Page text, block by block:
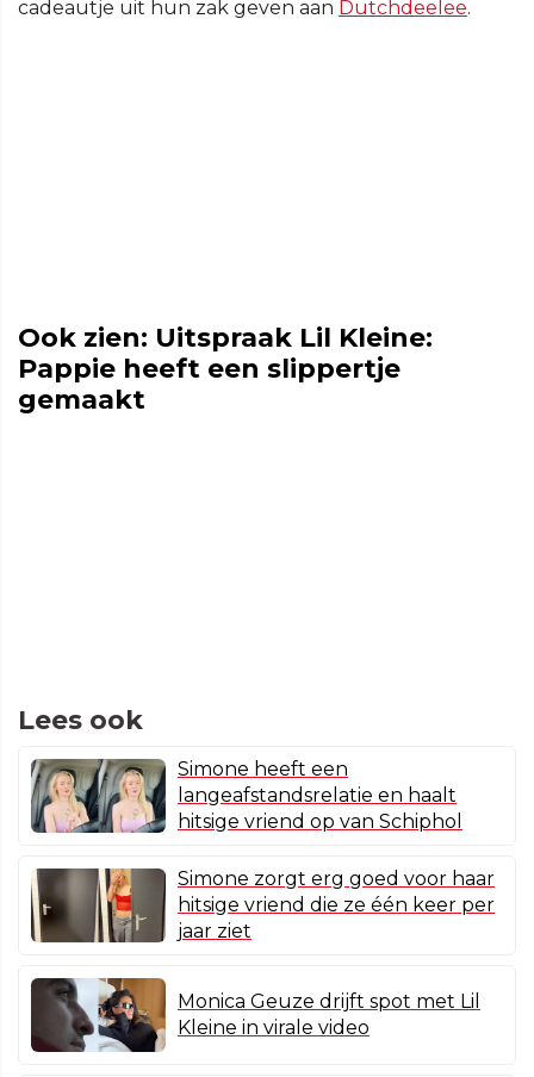
cadeautje uit hun zak geven aan Dutchdeelee.
Ook zien: Uitspraak Lil Kleine:
Pappie heeft een slippertje
gemaakt
Lees ook
Simone heeft een
langeafstandsrelatie en haalt
hitsige vriend op van Schiphol
Simone zorgt erg goed voor haar
hitsige vriend die ze één keer per
jaar ziet
Monica Geuze drijft spot met Lil
Kleine in virale video